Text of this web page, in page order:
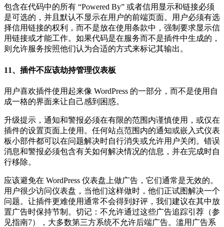
包含在代码中的所有 “Powered By” 或者信用显示和链接必须
是可选的，并且默认不显示在用户的前端页面。用户必须有选
择信用链接的权利，而不是放在使用条款中，强制要求显示信
用链接或才能工作。如果代码是在服务而不是插件中生成的，
则允许服务按照他们认为合适的方式来标记其输出。
11、插件不应该劫持管理仪表板
用户喜欢插件使用起来像 WordPress 的一部分，而不是使用自
成一格的界面来让自己感到困惑。
升级提示，通知和警报必须在有限的范围内谨慎使用，或仅在
插件的设置页面上使用。任何站点范围内的通知或嵌入式仪表
板小部件都可以在问题解决时自行消失或允许用户关闭。错误
消息和警报必须包含有关如何解决情况的信息，并在完成时自
行移除。
应该避免在 WordPress 仪表盘上做广告，它们通常是无效的。
用户很少访问仪表盘，当他们这样做时，他们正试图解决一个
问题。让插件更难使用通常不会得到好评，我们建议在其中放
置广告时保持节制。切记：不允许通过这些广告追踪引荐（参
见指南7），大多数第三方系统不允许后端广告。滥用广告系